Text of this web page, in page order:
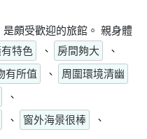
頗受歡迎的旅館。 親身體
特色 、 房間夠大
、
有所值 、
周圍環境清幽
、
、 窗外海景很棒
、